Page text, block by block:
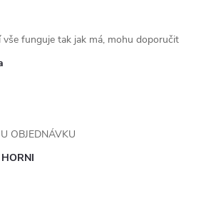
funguje tak jak má, mohu doporučit
OBJEDNÁVKU